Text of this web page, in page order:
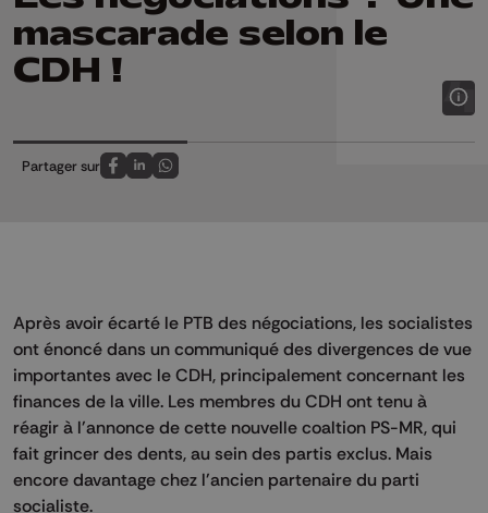
mascarade selon le
CDH !
Partager sur
Partagez sur FaceBook
Partagez sur LinkedIn
Partagez sur Whatsapp
Après avoir écarté le PTB des négociations, les socialistes
ont énoncé dans un communiqué des divergences de vue
importantes avec le CDH, principalement concernant les
finances de la ville. Les membres du CDH ont tenu à
réagir à l'annonce de cette nouvelle coaltion PS-MR, qui
fait grincer des dents, au sein des partis exclus. Mais
encore davantage chez l'ancien partenaire du parti
socialiste.